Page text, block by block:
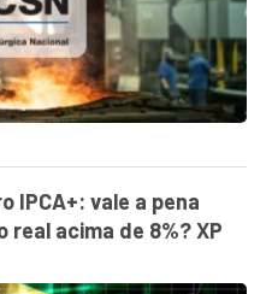
IPCA+: vale a pena
acima de 8%? XP